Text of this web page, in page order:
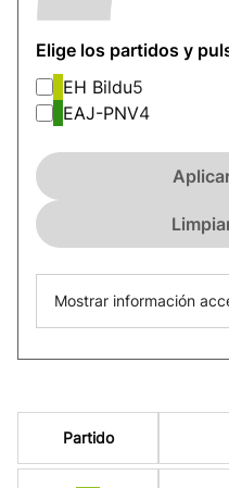
Elige los partidos y
EH Bildu5
EAJ-PNV4
Mostrar información
Partido